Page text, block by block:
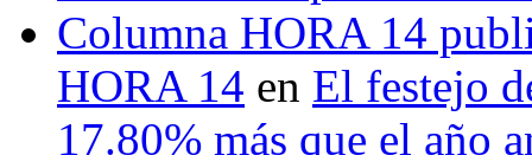
Columna HORA 14
HORA 14 en El festejo
17.80% más que el año